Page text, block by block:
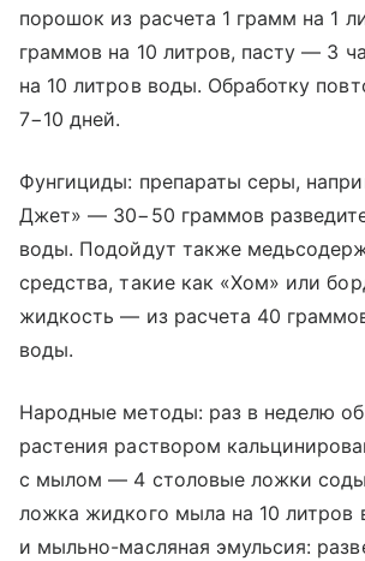
порошок из расчета 1 грамм на 1
граммов на 10 литров, пасту — 3
на 10 литров воды. Обработку
7−10 дней.
Фунгициды: препараты серы,
Джет» — 30−50 граммов
воды. Подойдут также
средства, такие как «Хом» или
жидкость — из расчета 40
воды.
Народные методы: раз в неделю
растения раствором
с мылом — 4 столовые ложки соды
ложка жидкого мыла на 10 литров
и мыльно-масляная эмульсия: